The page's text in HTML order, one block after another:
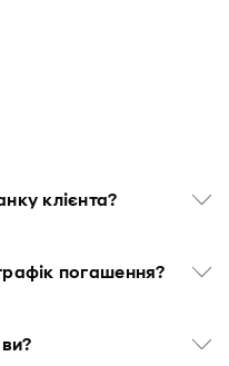
клієнта?
погашення?